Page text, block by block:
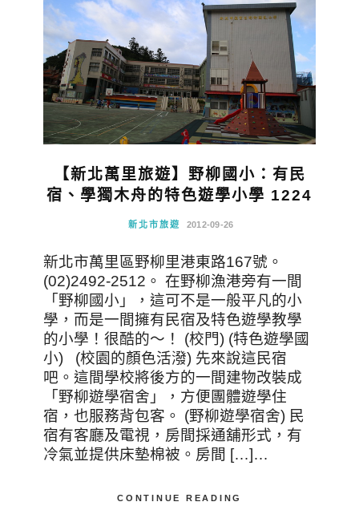
【新北萬里旅遊】野柳國小：有民
宿、學獨木舟的特色遊學小學 1224
新北市旅遊 2012-09-26
新北市萬里區野柳里港東路167號。
(02)2492-2512。 在野柳漁港旁有一間
「野柳國小」，這可不是一般平凡的小
學，而是一間擁有民宿及特色遊學教學
的小學！很酷的～！ (校門) (特色遊學國
小) (校園的顏色活潑) 先來說這民宿
吧。這間學校將後方的一間建物改裝成
「野柳遊學宿舍」，方便團體遊學住
宿，也服務背包客。 (野柳遊學宿舍) 民
宿有客廳及電視，房間採通舖形式，有
冷氣並提供床墊棉被。房間 […]…
CONTINUE READING